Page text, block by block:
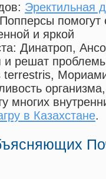
Эректильная
помогут
и яркой
: Динатроп,
и решат
terrestris,
многих
в Казахстане.